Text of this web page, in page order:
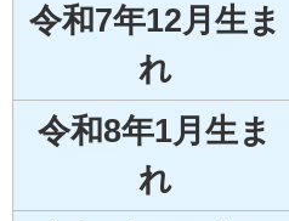
令和7年12月生ま
れ
令和8年1月生ま
れ